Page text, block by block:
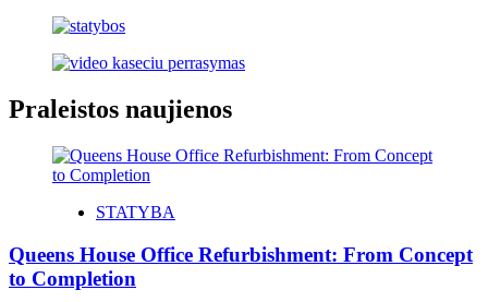
Praleistos naujienos
STATYBA
Queens House Office Refurbishment: From Concept
to Completion